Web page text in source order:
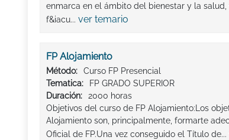
enmarca en el ámbito del bienestar y la
f&iacu... ver temario
FP Alojamiento
Método:
Curso FP Presencial
Tematica:
FP GRADO SUPERIOR
Duración:
2000 horas
Objetivos del curso de FP Alojamiento:Los
Alojamiento son, principalmente, formarte
Oficial de FP.Una vez conseguido el Título de...